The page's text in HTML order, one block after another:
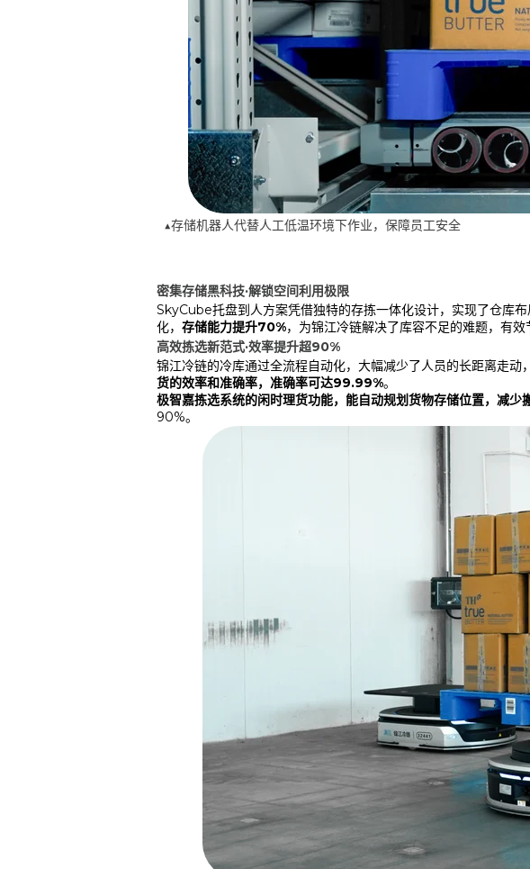
▲存储机器人代替人工低温环境下作业，保障员工安全
密集存储黑科技·解锁空间利用极限
SkyCube托盘到人方案凭借独特的存拣一体化设计，实现了仓库
化，存储能力提升70%，为锦江冷链解决了库容不足的难题，有效
高效拣选新范式·效率提升超90%
锦江冷链的冷库通过全流程自动化，大幅减少了人员的长距离走
货的效率和准确率，准确率可达99.99%。
极智嘉拣选系统的闲时理货功能，能自动规划货物存储位置，减少
90%。